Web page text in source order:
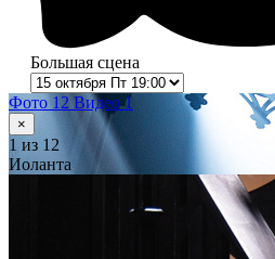
Большая сцена
Фото 12Видео 1
×
1 из 12
Иоланта